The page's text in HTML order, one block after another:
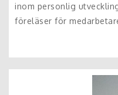
inom personlig
föreläser för